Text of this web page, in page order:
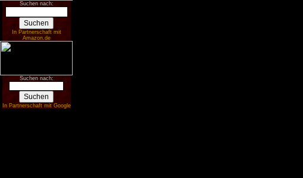
Suchen nach:
In Partnerschaft mit
Amazon.de
Suchen nach:
In Partnerschaft mit Google